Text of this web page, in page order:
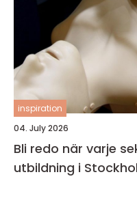
inspiration
04. July 2026
Bli redo när varje
utbildning i